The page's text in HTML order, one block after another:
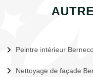
Peintre intérieur
Nettoyage de façade